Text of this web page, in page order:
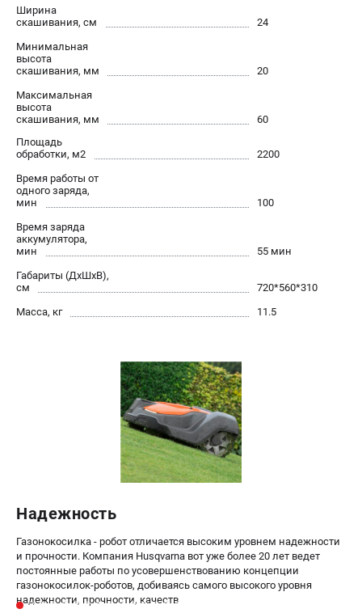
Бензопилы
Газонокосилки
Триммеры и кусторезы
Тракторы
Райдеры
Снегоуборщики
СТРОИТЕЛЬНАЯ ТЕХНИКА
Алмазные диски
Бурильные установки
Бензогенераторы
Виброплиты
Промышленные пылесосы
ПОЛЕЗНАЯ ИНФОРМАЦИЯ
Таблица ножей для газонокосилок Husqvarna
5 часто задаваемых вопросов при покупке бензопилы
Как подготовить топливную смесь?
Справочник по тримерным головкам и ножам
Глоссарий терминов
ТЕЛЕФОН (ПОМОНА)
+7 (800) 550-70-46
Информация размещённая на сайте не является публичной
Ширина
скашивания, см
24
Минимальная
высота
скашивания, мм
20
Максимальная
высота
скашивания, мм
60
Площадь
обработки, м2
2200
Время работы от
одного заряда,
мин
100
Время заряда
аккумулятора,
мин
55 мин
Габариты (ДхШхВ),
см
720*560*310
Масса, кг
11.5
Надежность
Газонокосилка - робот отличается высоким уровнем надежности
и прочности. Компания Husqvarna вот уже более 20 лет ведет
постоянные работы по усовершенствованию концепции
газонокосилок-роботов, добиваясь самого высокого уровня
надежности, прочности, качеств